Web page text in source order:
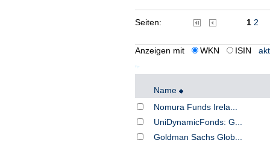
Seiten: 1 2
Anzeigen mit WKN ISIN
Name
Nomura Funds Irela...
UniDynamicFonds: G...
Goldman Sachs Glob...